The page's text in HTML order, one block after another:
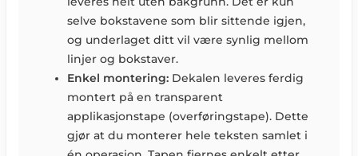
selve bokstavene som blir sittende igjen,
og underlaget ditt vil være synlig mellom
linjer og bokstaver.
Enkel montering: Dekalen leveres ferdig
montert på en transparent
applikasjonstape (overføringstape). Dette
gjør at du monterer hele teksten samlet i